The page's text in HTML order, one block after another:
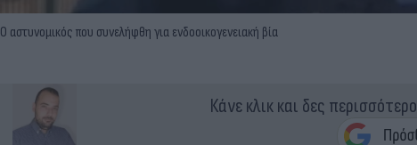
Ο αστυνομικός που συνελήφθη για ενδοοικογενειακή βία
Κάνε κλικ και δες περισσότερο